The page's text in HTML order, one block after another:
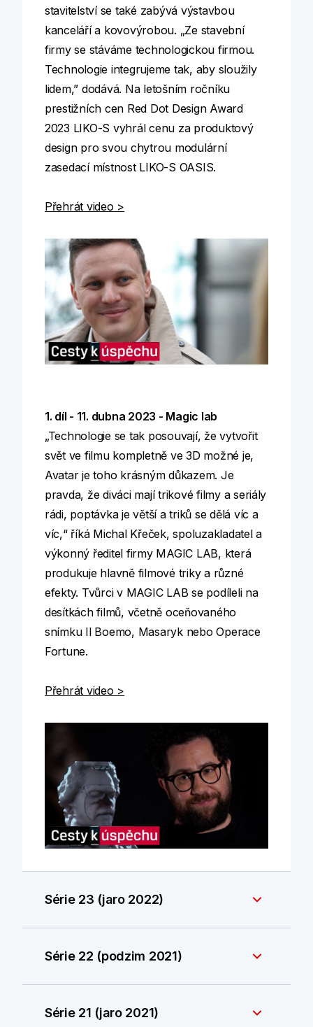
stavitelství se také zabývá výstavbou
kanceláří a kovovýrobou. „Ze stavební
firmy se stáváme technologickou firmou.
Technologie integrujeme tak, aby sloužily
lidem,” dodává. Na letošním ročníku
prestižních cen Red Dot Design Award
2023 LIKO-S vyhrál cenu za produktový
design pro svou chytrou modulární
zasedací místnost LIKO-S OASIS.
Přehrát video >
1. díl - 11. dubna 2023 - Magic lab
„Technologie se tak posouvají, že vytvořit
svět ve filmu kompletně ve 3D možné je,
Avatar je toho krásným důkazem. Je
pravda, že diváci mají trikové filmy a seriály
rádi, poptávka je větší a triků se dělá víc a
víc,“ říká Michal Křeček, spoluzakladatel a
výkonný ředitel firmy MAGIC LAB, která
produkuje hlavně filmové triky a různé
efekty. Tvůrci v MAGIC LAB se podíleli na
desítkách filmů, včetně oceňovaného
snímku Il Boemo, Masaryk nebo Operace
Fortune.
Přehrát video >
Série 23 (jaro 2022)
Série 22 (podzim 2021)
Série 21 (jaro 2021)